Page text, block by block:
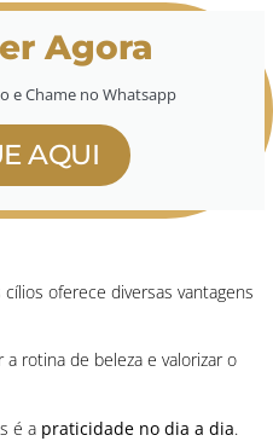
Agora
e Chame no Whatsapp
AQUI
oferece diversas vantagens
rotina de beleza e valorizar o
é a praticidade no dia a dia.